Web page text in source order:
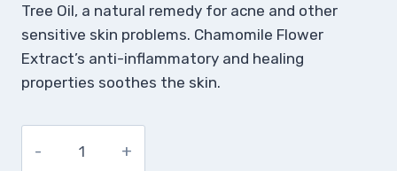
Tree Oil, a natural remedy for acne and other
sensitive skin problems. Chamomile Flower
Extract’s anti-inflammatory and healing
properties soothes the skin.